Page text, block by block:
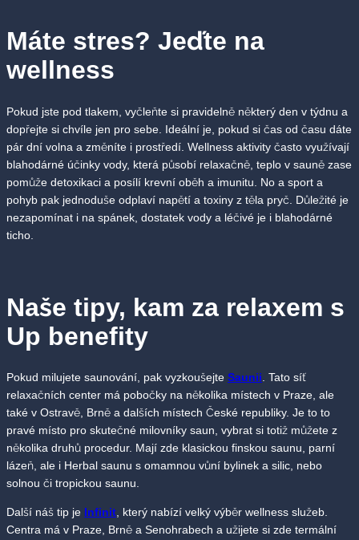
Máte stres? Jeďte na
wellness
Pokud jste pod tlakem, vyčleňte si pravidelně některý den v týdnu a
dopřejte si chvíle jen pro sebe. Ideální je, pokud si čas od času dáte
pár dní volna a změníte i prostředí. Wellness aktivity často využívají
blahodárné účinky vody, která působí relaxačně, teplo v sauně zase
pomůže detoxikaci a posílí krevní oběh a imunitu. No a sport a
pohyb pak jednoduše odplaví napětí a toxiny z těla pryč. Důležité je
nezapomínat i na spánek, dostatek vody a léčivé je i blahodárné
ticho.
Naše tipy, kam za relaxem s
Up benefity
Pokud milujete saunování, pak vyzkoušejte Saunii. Tato síť
relaxačních center má pobočky na několika místech v Praze, ale
také v Ostravě, Brně a dalších místech České republiky. Je to to
pravé místo pro skutečné milovníky saun, vybrat si totiž můžete z
několika druhů procedur. Mají zde klasickou finskou saunu, parní
lázeň, ale i Herbal saunu s omamnou vůní bylinek a silic, nebo
solnou či tropickou saunu.
Další náš tip je Infinit, který nabízí velký výběr wellness služeb.
Centra má v Praze, Brně a Senohrabech a užijete si zde termální